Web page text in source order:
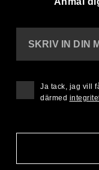
SKRIV IN DIN
Ja tack, jag vill
därmed